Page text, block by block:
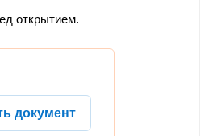
открытием.
документ